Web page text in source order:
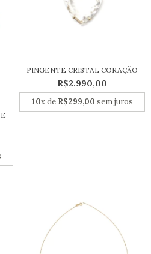
PINGENTE CRISTAL CORAÇÃO
R$2.990,00
10x de R$299,00 sem juros